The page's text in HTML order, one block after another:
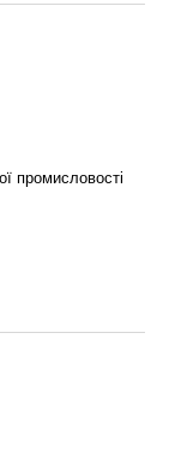
промисловості